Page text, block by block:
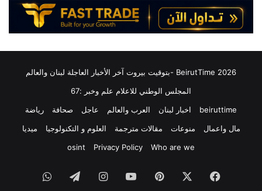
2026 BeirutTime -بتوقيت بيروت آخر الأخبار العاجلة لبنان والعالم
المجلس الوطني للاعلام علم وخبر :67
beiruttime
اخبار لبنان العرب والعالم عاجل صحافة
رياضة
مال واعمال
منوعات مقالات مترجمة العلوم و التكنولوجيا
ميديا
Who are we
Privacy Policy
osint
فيسبوك بينتيريست‫YouTubeانستقرام تيلقرام